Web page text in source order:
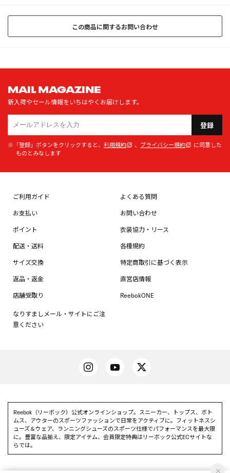
この商品に関するお問い合わせ
MAIL MAGAZINE
新入荷やセール情報をいちはやくお届けします。
登録
※「登録」ボタンをクリックすると、 利用規約 、 プライバシー規約
に同意した
ものとみなします
ご利用ガイド
お支払い
ポイント
配送・送料
サイズ交換
返品・返金
店舗受取り
なりすましメール・サイトにご注
意ください
よくある質問
お問い合わせ
衣装協力・リース
各種規約
特定商取引に基づく表示
直営店情報
ReebokONE
Reebok（リーボック）公式オンラインショップ。スニーカー、トップス、ボト
ムス、アウターのスポーツファッションで日常をアクティブに。フィットネスシ
ューズ＆ウェア、ランニングシューズのスポーツ仕様でパフォーマンスを最大限
に。豊富な品揃え、限定アイテム、会員限定特典はリーボック公式ECサイトな
らでは。